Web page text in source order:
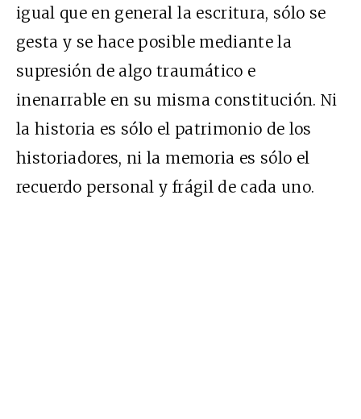
igual que en general la escritura, sólo se
gesta y se hace posible mediante la
supresión de algo traumático e
inenarrable en su misma constitución. Ni
la historia es sólo el patrimonio de los
historiadores, ni la memoria es sólo el
recuerdo personal y frágil de cada uno.